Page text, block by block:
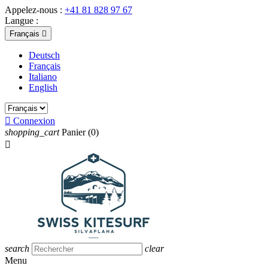
Appelez-nous : +41 81 828 97 67
Langue :
Français 
Deutsch
Français
Italiano
English
 Connexion
shopping_cart Panier (0)

search
clear
Menu